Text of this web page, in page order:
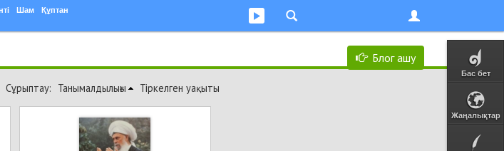
Шам Құптан
Бас бет
Жаңалықтар
Блог ашу
Сұрыптау: Танымалдылығы Тіркелген уақыты